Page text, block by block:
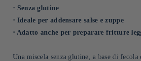
⋅ Senza glutine
⋅ Ideale per addensare salse e zuppe
⋅ Adatto anche per preparare fritture
Una miscela senza glutine, a base di